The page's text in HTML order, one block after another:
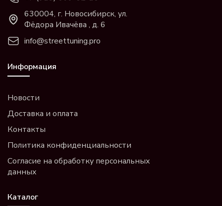
630004, г. Новосибирск, ул.
Фёдора Ивачёва , д. 6
info@streettuning.pro
Информация
Новости
Доставка и оплата
Контакты
Политика конфиденциальности
Согласие на обработку персональных
данных
Каталог